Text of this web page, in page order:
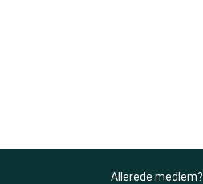
Allerede medlem?